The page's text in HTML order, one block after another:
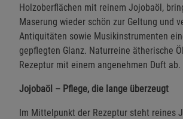
Holzoberflächen mit reinem Jojobaöl,
Maserung wieder schön zur Geltung und
Antiquitäten sowie Musikinstrumenten
gepflegten Glanz. Naturreine ätherische
Rezeptur mit einem angenehmen Duft ab.
Jojobaöl – Pflege, die lange überzeugt
Im Mittelpunkt der Rezeptur steht reines